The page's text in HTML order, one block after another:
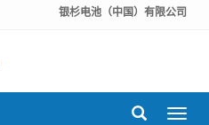
银杉电池（中国）有限公司